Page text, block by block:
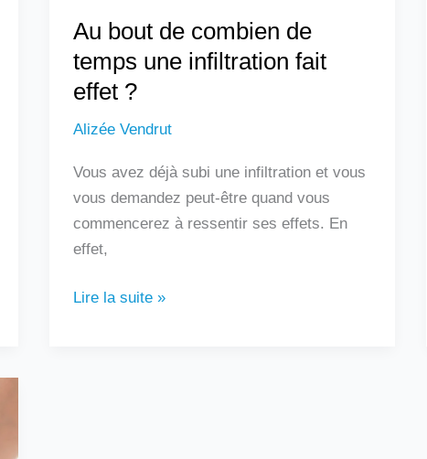
Au bout de combien de
temps une infiltration fait
effet ?
Alizée Vendrut
Vous avez déjà subi une infiltration et vous
vous demandez peut-être quand vous
commencerez à ressentir ses effets. En
effet,
?
Lire la suite »